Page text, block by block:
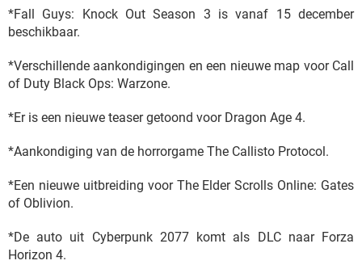
*Fall Guys: Knock Out Season 3 is vanaf 15 december
beschikbaar.
*Verschillende aankondigingen en een nieuwe map voor Call
of Duty Black Ops: Warzone.
*Er is een nieuwe teaser getoond voor Dragon Age 4.
*Aankondiging van de horrorgame The Callisto Protocol.
*Een nieuwe uitbreiding voor The Elder Scrolls Online: Gates
of Oblivion.
*De auto uit Cyberpunk 2077 komt als DLC naar Forza
Horizon 4.